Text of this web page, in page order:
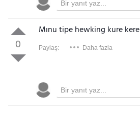
0
Mınu tipe hewking kure kere
Paylaş: Daha fazla